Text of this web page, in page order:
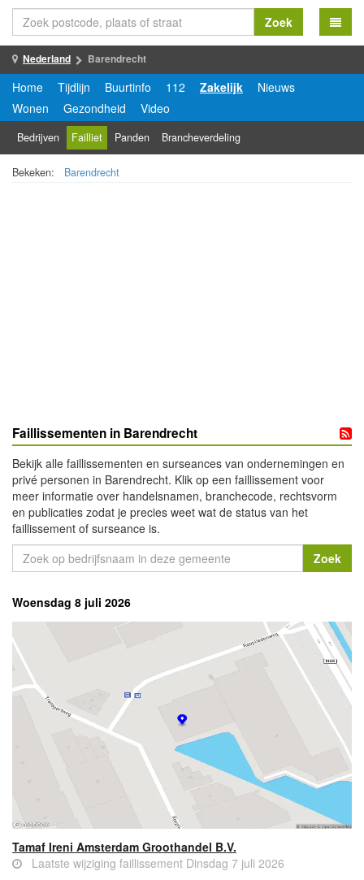
Zoek
Nederland Barendrecht
Home Tijdlijn Buurtinfo 112 Zakelijk
Nieuws
Wonen
Gezondheid Video
Bedrijven Failliet Panden Brancheverdeling
Bekeken: Barendrecht
Faillissementen in Barendrecht
Bekijk alle faillissementen en surseances van ondernemingen en
privé personen in Barendrecht. Klik op een faillissement voor
meer informatie over handelsnamen, branchecode, rechtsvorm
en publicaties zodat je precies weet wat de status van het
faillissement of surseance is.
Woensdag 8 juli 2026
Tamaf Ireni Amsterdam Groothandel B.V.
Laatste wijziging faillissement Dinsdag 7 juli 2026